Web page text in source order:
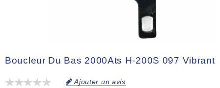
Boucleur Du Bas 2000Ats H-200S 097 Vibrant
Ajouter un avis